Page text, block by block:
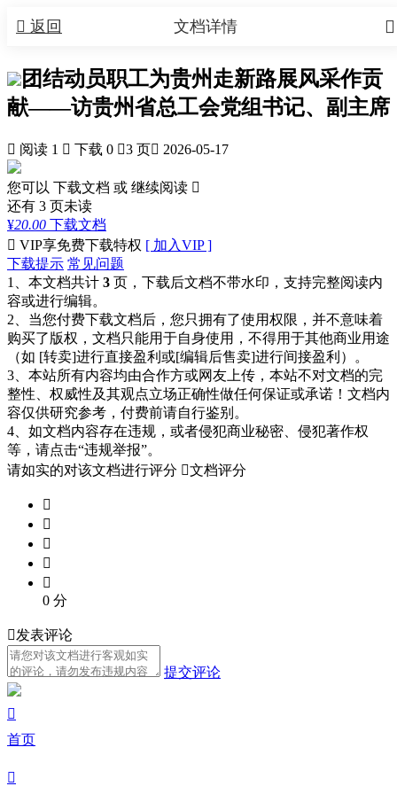
 返回 
文档详情
团结动员职工为贵州走新路展风采作贡
献——访贵州省总工会党组书记、副主席
 阅读 1  下载 0 3 页 2026-05-17
您可以 下载文档 或 继续阅读 
还有 3 页未读
¥20.00 下载文档
 VIP享免费下载特权 [ 加入VIP ]
下载提示 常见问题
1、本文档共计 3 页，下载后文档不带水印，支持完整阅读内
容或进行编辑。
2、当您付费下载文档后，您只拥有了使用权限，并不意味着
购买了版权，文档只能用于自身使用，不得用于其他商业用途
（如 [转卖]进行直接盈利或[编辑后售卖]进行间接盈利）。
3、本站所有内容均由合作方或网友上传，本站不对文档的完
整性、权威性及其观点立场正确性做任何保证或承诺！文档内
容仅供研究参考，付费前请自行鉴别。
4、如文档内容存在违规，或者侵犯商业秘密、侵犯著作权
等，请点击“违规举报”。
请如实的对该文档进行评分 文档评分





0 分
发表评论
提交评论

首页
